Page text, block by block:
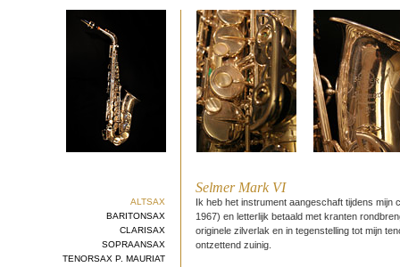
Selmer Mark VI
Ik heb het instrument aangeschaft tijdens mijn
1967) en letterlijk betaald met kranten
originele zilverlak en in tegenstelling tot mijn
ontzettend zuinig.
ALTSAX
BARITONSAX
CLARISAX
SOPRAANSAX
TENORSAX P. MAURIAT